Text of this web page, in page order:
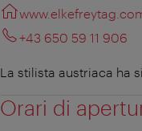
+43 650 59 11 906
La stilista austriaca ha
Orari di